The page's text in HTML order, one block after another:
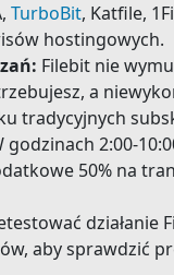
TurboBit, Katfile,
hostingowych.
Filebit nie
a
tradycyjnych
godzinach 2:00-
50% na
działanie
aby sprawdzić